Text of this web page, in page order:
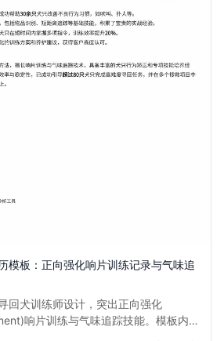
模板：正向强化响片训练记录与气味追
回犬训练师设计，突出正向强化
响片训练与气味追踪技能。模板内